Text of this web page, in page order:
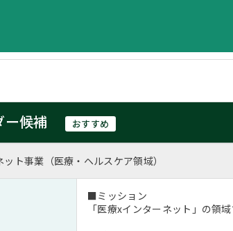
ー候補 おすすめ
ト事業（医療・ヘルスケア領域）
■ミッション
「医療xインターネット」の領